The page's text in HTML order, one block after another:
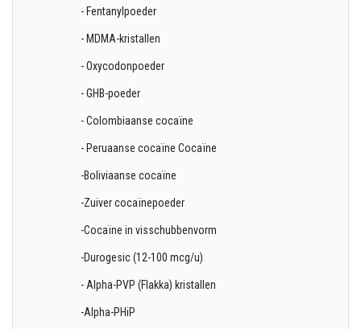
- Fentanylpoeder
- MDMA-kristallen
- Oxycodonpoeder
- GHB-poeder
- Colombiaanse cocaïne
- Peruaanse cocaïne Cocaïne
-Boliviaanse cocaïne
-Zuiver cocaïnepoeder
-Cocaïne in visschubbenvorm
-Durogesic (12-100 mcg/u)
- Alpha-PVP (Flakka) kristallen
-Alpha-PHiP